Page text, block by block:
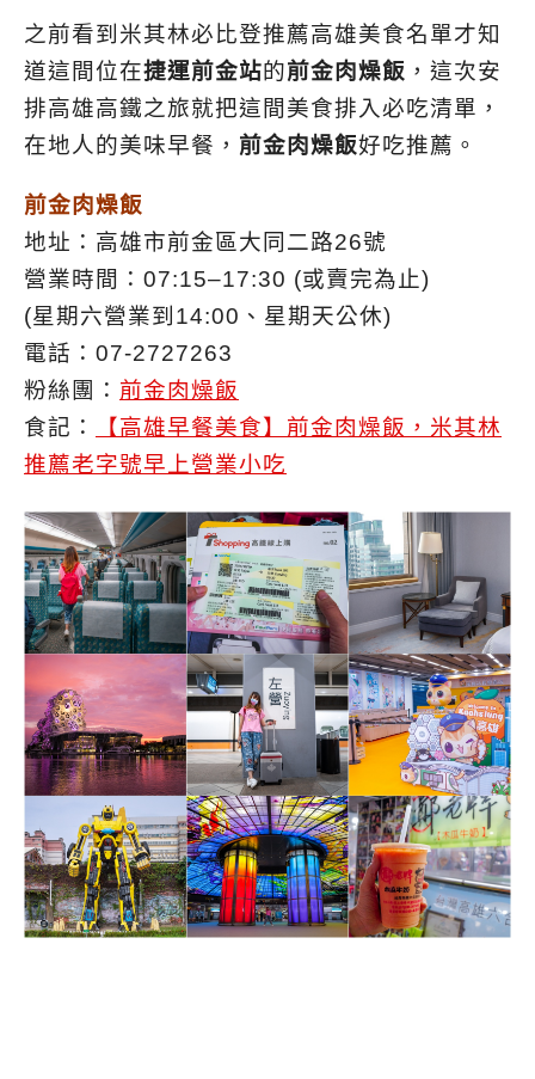
之前看到米其林必比登推薦高雄美食名單才知
道這間位在捷運前金站的前金肉燥飯 ，這次安
排高雄高鐵之旅就把這間美食排入必吃清單，
在地人的美味早餐， 前金肉燥飯好吃推薦。
前金肉燥飯
地址：高雄市前金區大同二路26號
營業時間：07:15–17:30 (或賣完為止)
(星期六營業到14:00、星期天公休)
電話：07-2727263
粉絲團： 前金肉燥飯
食記：
【高雄早餐美食】前金肉燥飯，米其林
推薦老字號早上營業小吃